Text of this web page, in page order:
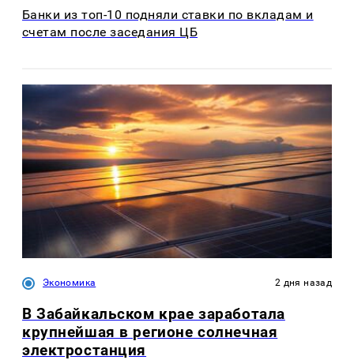
Банки из топ-10 подняли ставки по вкладам и
счетам после заседания ЦБ
Экономика 2 дня назад
В Забайкальском крае заработала
крупнейшая в регионе солнечная
электростанция